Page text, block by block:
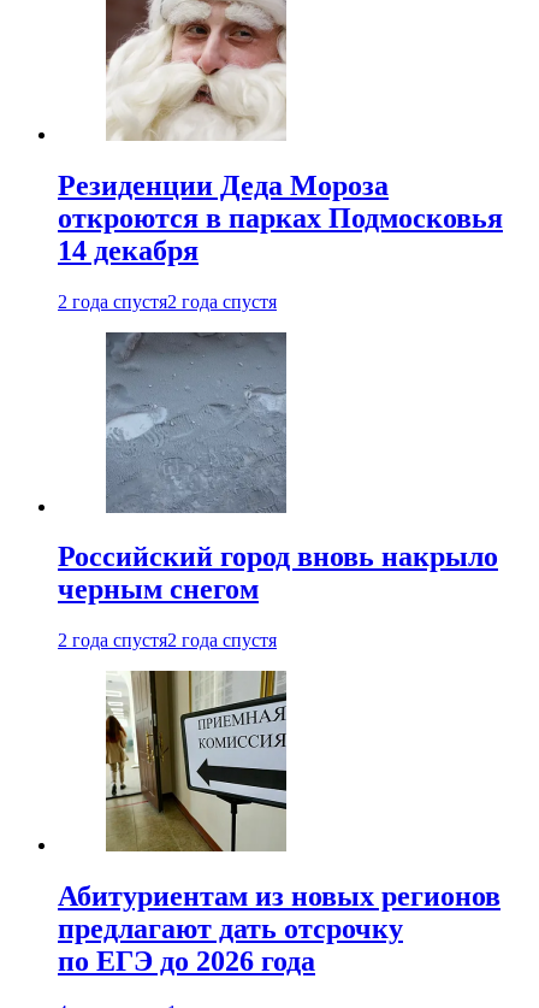
Резиденции Деда Мороза
откроются в парках Подмосковья
14 декабря
2 года спустя2 года спустя
Российский город вновь накрыло
черным снегом
2 года спустя2 года спустя
Абитуриентам из новых регионов
предлагают дать отсрочку
по ЕГЭ до 2026 года